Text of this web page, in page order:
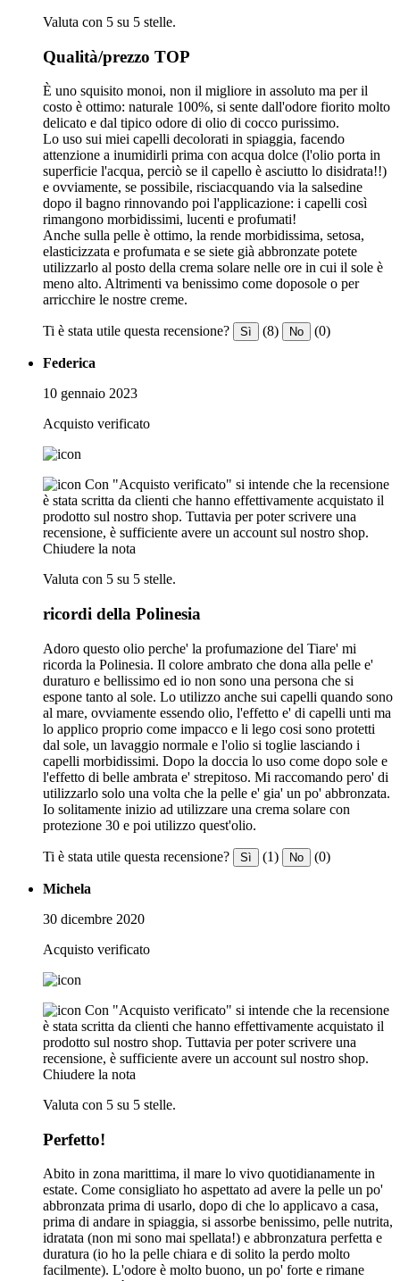
Valuta con 5 su 5 stelle.
Qualità/prezzo TOP
È uno squisito monoi, non il migliore in assoluto ma per il
costo è ottimo: naturale 100%, si sente dall'odore fiorito molto
delicato e dal tipico odore di olio di cocco purissimo.
Lo uso sui miei capelli decolorati in spiaggia, facendo
attenzione a inumidirli prima con acqua dolce (l'olio porta in
superficie l'acqua, perciò se il capello è asciutto lo disidrata!!)
e ovviamente, se possibile, risciacquando via la salsedine
dopo il bagno rinnovando poi l'applicazione: i capelli così
rimangono morbidissimi, lucenti e profumati!
Anche sulla pelle è ottimo, la rende morbidissima, setosa,
elasticizzata e profumata e se siete già abbronzate potete
utilizzarlo al posto della crema solare nelle ore in cui il sole è
meno alto. Altrimenti va benissimo come doposole o per
arricchire le nostre creme.
Ti è stata utile questa recensione? Sì (8) No (0)
Federica
10 gennaio 2023
Acquisto verificato
Con "Acquisto verificato" si intende che la recensione
è stata scritta da clienti che hanno effettivamente acquistato il
prodotto sul nostro shop. Tuttavia per poter scrivere una
recensione, è sufficiente avere un account sul nostro shop.
Chiudere la nota
Valuta con 5 su 5 stelle.
ricordi della Polinesia
Adoro questo olio perche' la profumazione del Tiare' mi
ricorda la Polinesia. Il colore ambrato che dona alla pelle e'
duraturo e bellissimo ed io non sono una persona che si
espone tanto al sole. Lo utilizzo anche sui capelli quando sono
al mare, ovviamente essendo olio, l'effetto e' di capelli unti ma
lo applico proprio come impacco e li lego cosi sono protetti
dal sole, un lavaggio normale e l'olio si toglie lasciando i
capelli morbidissimi. Dopo la doccia lo uso come dopo sole e
l'effetto di belle ambrata e' strepitoso. Mi raccomando pero' di
utilizzarlo solo una volta che la pelle e' gia' un po' abbronzata.
Io solitamente inizio ad utilizzare una crema solare con
protezione 30 e poi utilizzo quest'olio.
Ti è stata utile questa recensione? Sì (1) No (0)
Michela
30 dicembre 2020
Acquisto verificato
Con "Acquisto verificato" si intende che la recensione
è stata scritta da clienti che hanno effettivamente acquistato il
prodotto sul nostro shop. Tuttavia per poter scrivere una
recensione, è sufficiente avere un account sul nostro shop.
Chiudere la nota
Valuta con 5 su 5 stelle.
Perfetto!
Abito in zona marittima, il mare lo vivo quotidianamente in
estate. Come consigliato ho aspettato ad avere la pelle un po'
abbronzata prima di usarlo, dopo di che lo applicavo a casa,
prima di andare in spiaggia, si assorbe benissimo, pelle nutrita,
idratata (non mi sono mai spellata!) e abbronzatura perfetta e
duratura (io ho la pelle chiara e di solito la perdo molto
facilmente). L'odore è molto buono, un po' forte e rimane